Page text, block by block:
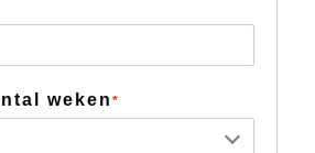
weken *